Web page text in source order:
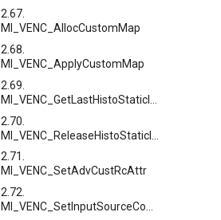
2.67.
MI_VENC_AllocCustomMap
2.68.
MI_VENC_ApplyCustomMap
2.69.
2.70.
2.71.
MI_VENC_SetAdvCustRcAttr
2.72.